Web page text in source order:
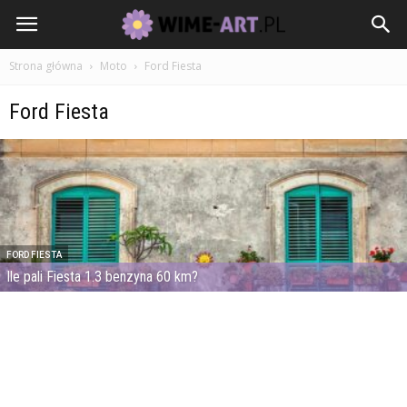
Strona główna Moto Ford Fiesta
Ford Fiesta
FORD FIESTA
Ile pali Fiesta 1.3 benzyna 60 km?